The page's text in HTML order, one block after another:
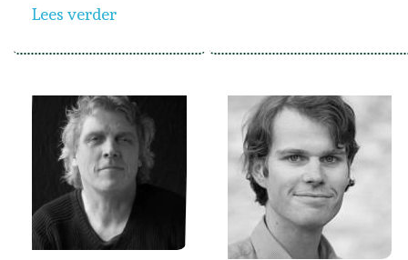
Lees verder